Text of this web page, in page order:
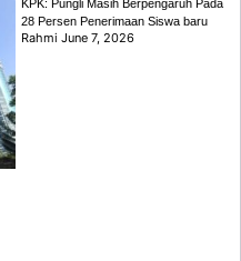
KPK: Pungli Masih Berpengaruh Pada
28 Persen Penerimaan Siswa baru
RahmiJune 7, 2026